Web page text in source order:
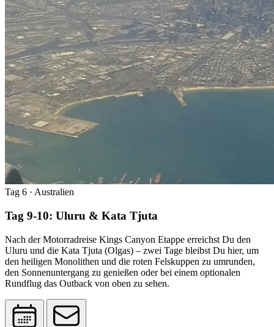
Tag 6 · Australien
Tag 9-10: Uluru & Kata Tjuta
Nach der Motorradreise Kings Canyon Etappe erreichst Du den
Uluru und die Kata Tjuta (Olgas) – zwei Tage bleibst Du hier, um
den heiligen Monolithen und die roten Felskuppen zu umrunden,
den Sonnenuntergang zu genießen oder bei einem optionalen
Rundflug das Outback von oben zu sehen.